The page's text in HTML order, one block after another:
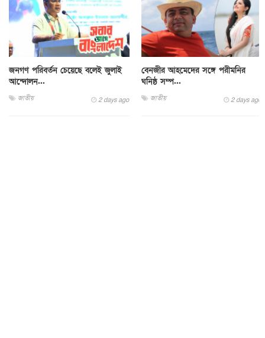
জনগণ পরিবর্তন চেয়েছে বলেই জুলাই
আন্দোলন...
জাতীয় 2 days ago
বেনজীর আহমেদের সঙ্গে পরীমনির
ঘনিষ্ঠ সম্প...
জাতীয় 2 days ago